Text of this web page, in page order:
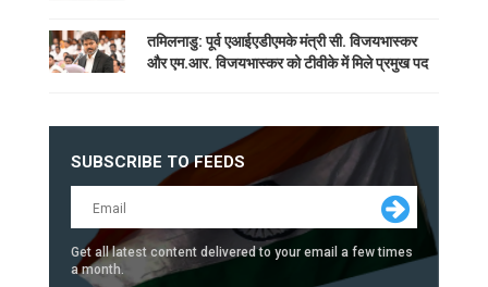
तमिलनाडु: पूर्व एआईएडीएमके मंत्री सी. विजयभास्कर
और एम.आर. विजयभास्कर को टीवीके में मिले प्रमुख पद
SUBSCRIBE TO FEEDS
Get all latest content delivered to your email a few times
a month.